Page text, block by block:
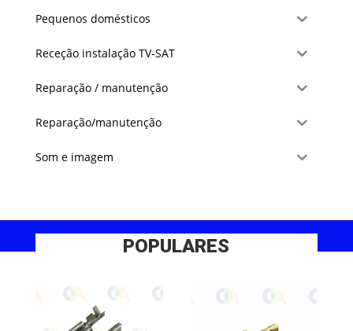
Pequenos domésticos
Receção instalação TV-SAT
Reparação / manutenção
Reparação/manutenção
Som e imagem
POPULARES